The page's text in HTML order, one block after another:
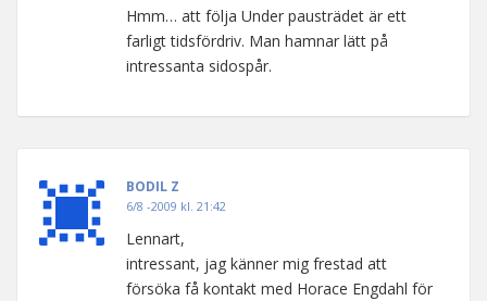
Hmm… att följa Under pausträdet är ett
farligt tidsfördriv. Man hamnar lätt på
intressanta sidospår.
BODIL Z
6/8 -2009 kl. 21:42
Lennart,
intressant, jag känner mig frestad att
försöka få kontakt med Horace Engdahl för